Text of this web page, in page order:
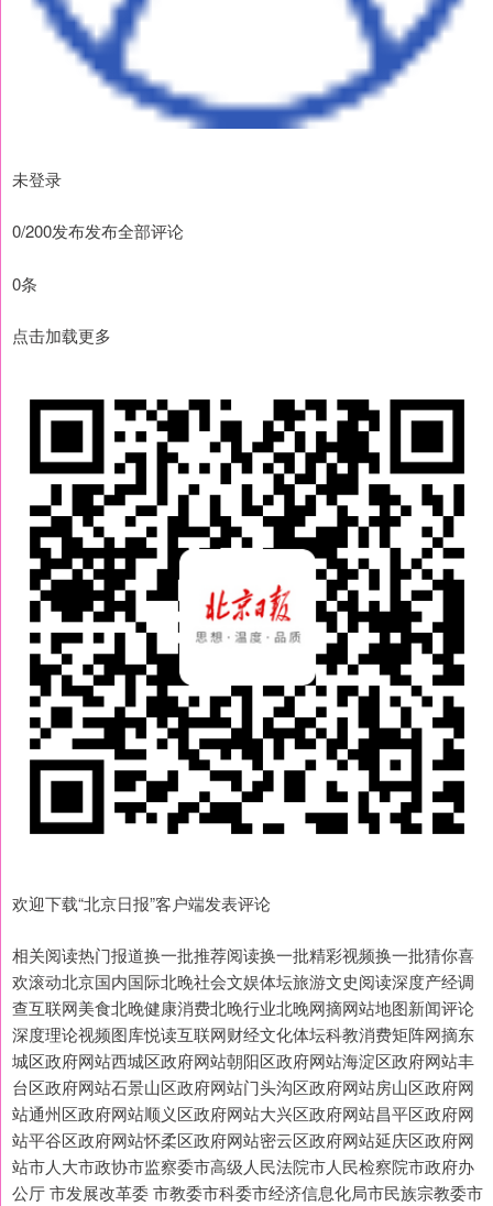
未登录
0/200发布发布全部评论
0条
点击加载更多
欢迎下载“北京日报”客户端发表评论
相关阅读热门报道换一批推荐阅读换一批精彩视频换一批猜你喜
欢滚动北京国内国际北晚社会文娱体坛旅游文史阅读深度产经调
查互联网美食北晚健康消费北晚行业北晚网摘网站地图新闻评论
深度理论视频图库悦读互联网财经文化体坛科教消费矩阵网摘东
城区政府网站西城区政府网站朝阳区政府网站海淀区政府网站丰
台区政府网站石景山区政府网站门头沟区政府网站房山区政府网
站通州区政府网站顺义区政府网站大兴区政府网站昌平区政府网
站平谷区政府网站怀柔区政府网站密云区政府网站延庆区政府网
站市人大市政协市监察委市高级人民法院市人民检察院市政府办
公厅 市发展改革委 市教委市科委市经济信息化局市民族宗教委市